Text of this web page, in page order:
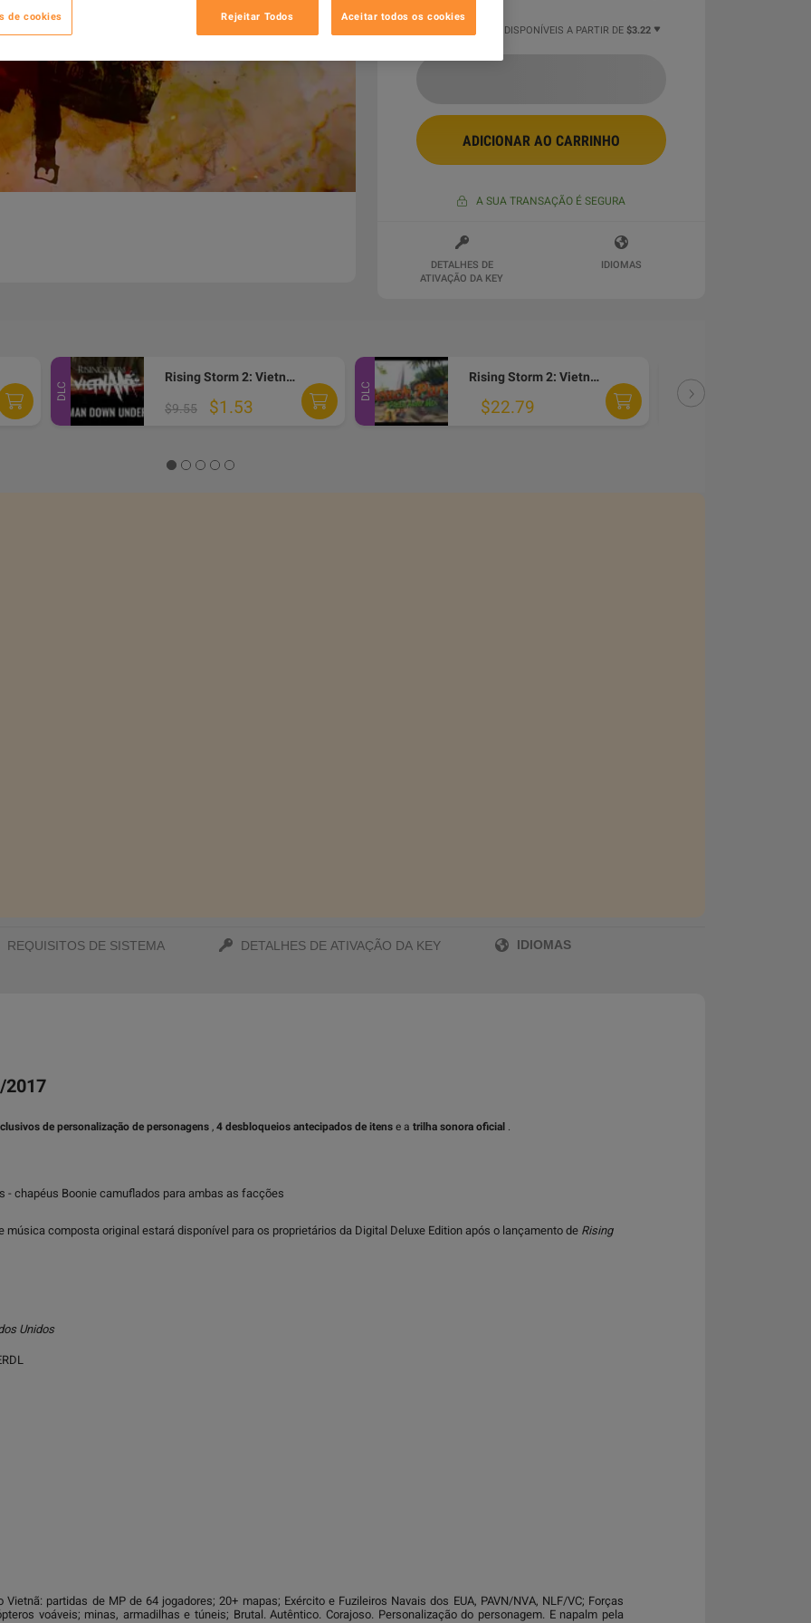
4 MAIS OFERTAS DISPONÍVEIS A PARTIR DE $3.22
ADICIONAR AO CARRINHO
A SUA TRANSAÇÃO É SEGURA
DETALHES DE
ATIVAÇÃO DA KEY
IDIOMAS
DLC
Rising Storm 2: Vietnam - Man Down Under DLC Steam CD Key
$9.55 $1.53
DLC
Rising Storm 2: Vietnam - Green Army Men DLC PC Steam Altergift
$22.79
REQUISITOS DE SISTEMA DETALHES DE ATIVAÇÃO DA KEY IDIOMAS
2017
de personalização de personagens , 4 desbloqueios antecipados de itens e a trilha sonora oficial .
- chapéus Boonie camuflados para ambas as facções
música composta original estará disponível para os proprietários da Digital Deluxe Edition após o lançamento de Rising
Unidos
partidas de MP de 64 jogadores; 20+ mapas; Exército e Fuzileiros Navais dos EUA, PAVN/NVA, NLF/VC; Forças
voáveis; minas, armadilhas e túneis; Brutal. Autêntico. Corajoso. Personalização do personagem. E napalm pela
de cookies Rejeitar Todos Aceitar todos os cookies